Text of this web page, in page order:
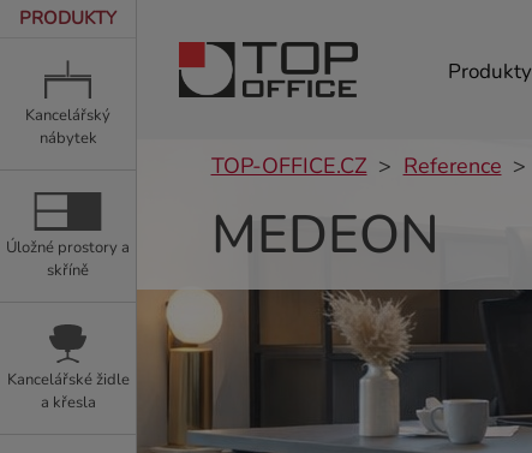
PRODUKTY
Kancelářský
nábytek
Úložné prostory a
skříně
Kancelářské židle
a křesla
Produkty
TOP-OFFICE.CZ Reference
MEDEON